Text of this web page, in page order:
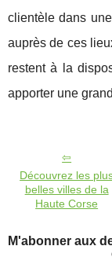
clientèle dans
auprès de ces
restent à la
apporter une
Découvrez les
belles villes de la
Haute Corse
M'abonner aux